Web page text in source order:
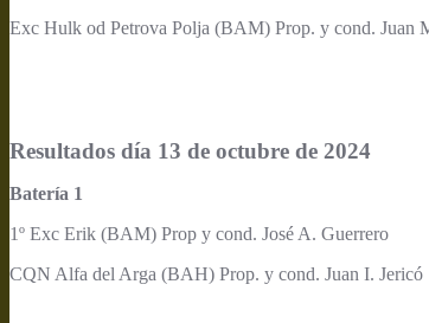
Exc Hulk od Petrova Polja (BAM) Prop. y cond. Juan
Resultados día 13 de octubre de 2024
Batería 1
1º Exc Erik (BAM) Prop y cond. José A. Guerrero
CQN Alfa del Arga (BAH) Prop. y cond. Juan I. Jericó